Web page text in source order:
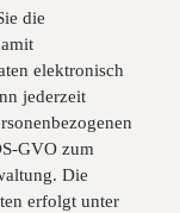
die
elektronisch
jederzeit
GVO zum
Die
erfolgt unter